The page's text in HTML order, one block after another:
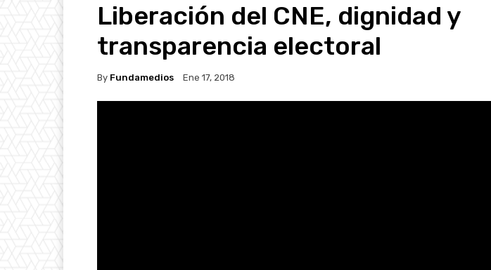
Liberación del CNE, dignidad y
transparencia electoral
By Fundamedios Ene 17, 2018